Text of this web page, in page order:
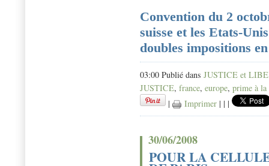
Convention du 2
suisse et les Etats-
doubles impositions
03:00 Publié dans JUSTICE et
JUSTICE, france, europe, prime à
|
Imprimer | | |
30/06/2008
POUR LA